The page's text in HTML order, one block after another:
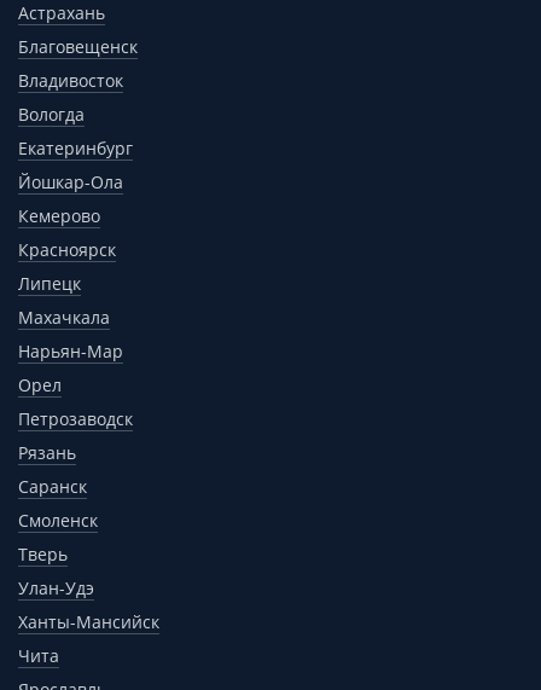
Астрахань
Благовещенск
Владивосток
Вологда
Екатеринбург
Йошкар-Ола
Кемерово
Красноярск
Липецк
Махачкала
Нарьян-Мар
Орел
Петрозаводск
Рязань
Саранск
Смоленск
Тверь
Улан-Удэ
Ханты-Мансийск
Чита